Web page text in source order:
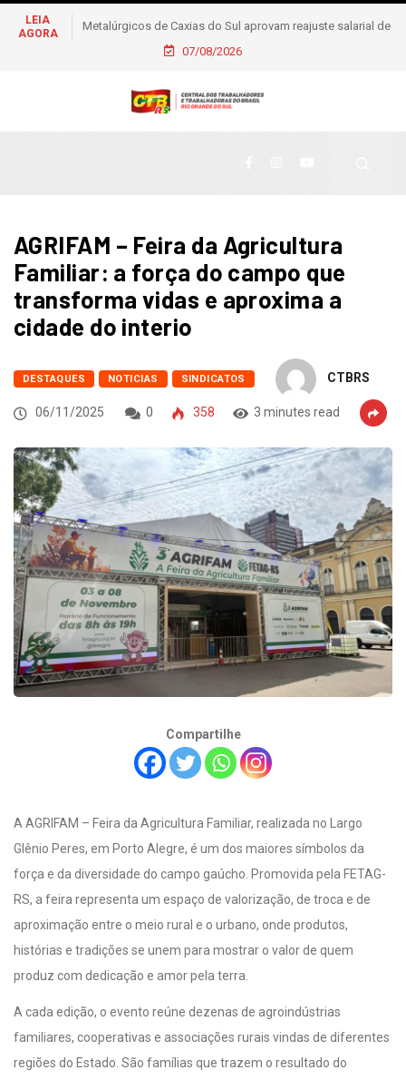
LEIA
AGORA
Metalúrgicos de Caxias do Sul aprovam reajuste salarial de
6% e piso de R$ 2,5 mil
07/08/2026
AGRIFAM – Feira da Agricultura
Familiar: a força do campo que
transforma vidas e aproxima a
cidade do interio
DESTAQUES NOTICIAS SINDICATOS CTBRS
06/11/2025 0 358 3 minutes read
Compartilhe
A AGRIFAM – Feira da Agricultura Familiar, realizada no Largo
Glênio Peres, em Porto Alegre, é um dos maiores símbolos da
força e da diversidade do campo gaúcho. Promovida pela FETAG-
RS, a feira representa um espaço de valorização, de troca e de
aproximação entre o meio rural e o urbano, onde produtos,
histórias e tradições se unem para mostrar o valor de quem
produz com dedicação e amor pela terra.
A cada edição, o evento reúne dezenas de agroindústrias
familiares, cooperativas e associações rurais vindas de diferentes
regiões do Estado. São famílias que trazem o resultado do